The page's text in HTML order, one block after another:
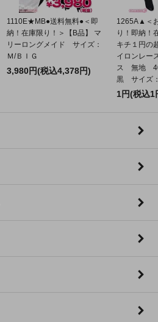
1110E★MB●送料無料●＜即
納！在庫限り！＞【B品】 マ
リーロングメイド サイズ：
Ｍ/ＢＩＧ
3,980円(税込4,378円)
1265A▲＜
り！即納！
キチ１円の
イロンレー
ス 無地
黒 サイズ
1円(税込1